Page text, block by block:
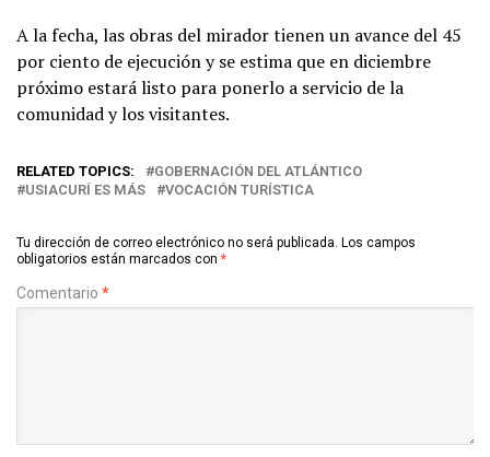
A la fecha, las obras del mirador tienen un avance del 45
por ciento de ejecución y se estima que en diciembre
próximo estará listo para ponerlo a servicio de la
comunidad y los visitantes.
RELATED TOPICS:
GOBERNACIÓN DEL ATLÁNTICO
USIACURÍ ES MÁS
VOCACIÓN TURÍSTICA
Tu dirección de correo electrónico no será publicada. Los campos
obligatorios están marcados con *
Comentario *